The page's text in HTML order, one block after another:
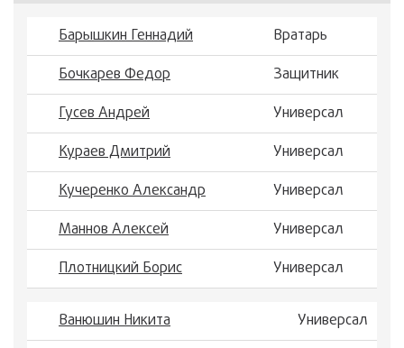
Барышкин Геннадий
Вратарь
Бочкарев Федор
Защитник
Гусев Андрей
Универсал
Кураев Дмитрий
Универсал
Кучеренко Александр
Универсал
Маннов Алексей
Универсал
Плотницкий Борис
Универсал
Ванюшин Никита
Универсал